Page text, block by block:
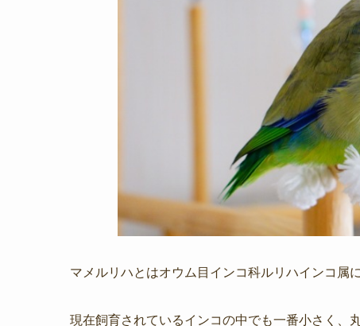
マメルリハとはオウム目インコ科ルリハインコ属
現在飼育されているインコの中でも一番小さく、